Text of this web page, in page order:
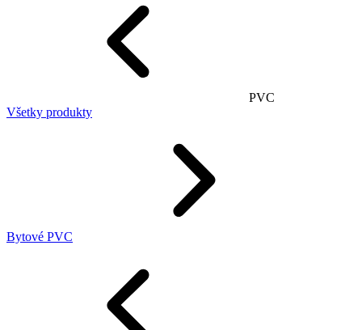
PVC
Všetky produkty
Bytové PVC